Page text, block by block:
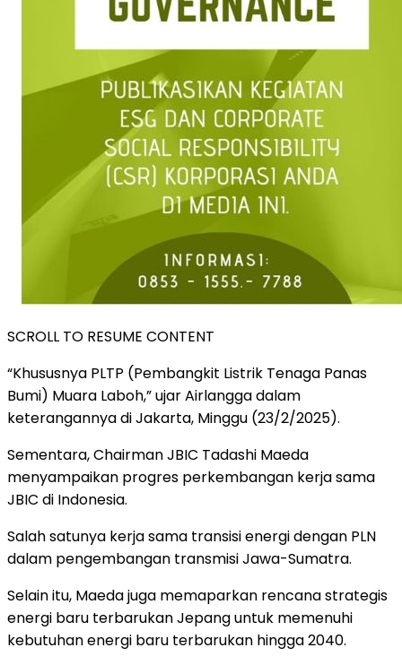
SCROLL TO RESUME CONTENT
“Khususnya PLTP (Pembangkit Listrik Tenaga Panas
Bumi) Muara Laboh,” ujar Airlangga dalam
keterangannya di Jakarta, Minggu (23/2/2025).
Sementara, Chairman JBIC Tadashi Maeda
menyampaikan progres perkembangan kerja sama
JBIC di Indonesia.
Salah satunya kerja sama transisi energi dengan PLN
dalam pengembangan transmisi Jawa-Sumatra.
Selain itu, Maeda juga memaparkan rencana strategis
energi baru terbarukan Jepang untuk memenuhi
kebutuhan energi baru terbarukan hingga 2040.